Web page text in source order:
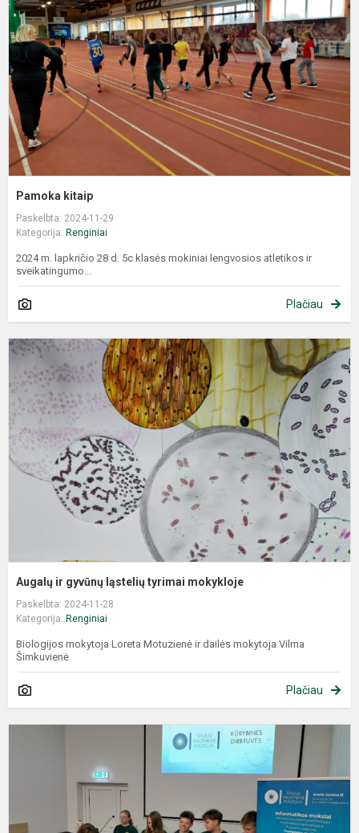
Pamoka kitaip
Paskelbta: 2024-11-29
Kategorija: Renginiai
2024 m. lapkričio 28 d. 5c klasės mokiniai lengvosios atletikos ir
sveikatingumo...
Plačiau
Augalų ir gyvūnų ląstelių tyrimai mokykloje
Paskelbta: 2024-11-28
Kategorija: Renginiai
Biologijos mokytoja Loreta Motuzienė ir dailės mokytoja Vilma
Šimkuvienė
Plačiau